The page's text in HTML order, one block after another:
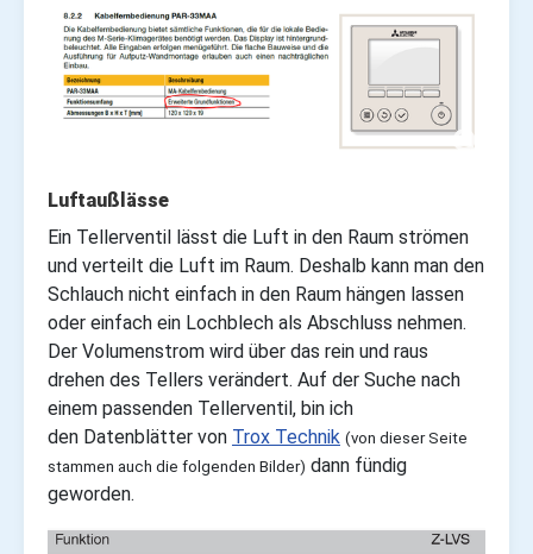
Luftaußlässe
Ein Tellerventil lässt die Luft in den Raum strömen
und verteilt die Luft im Raum. Deshalb kann man den
Schlauch nicht einfach in den Raum hängen lassen
oder einfach ein Lochblech als Abschluss nehmen.
Der Volumenstrom wird über das rein und raus
drehen des Tellers verändert. Auf der Suche nach
einem passenden Tellerventil, bin ich
den Datenblätter von Trox Technik (von dieser Seite
stammen auch die folgenden Bilder) dann fündig
geworden.